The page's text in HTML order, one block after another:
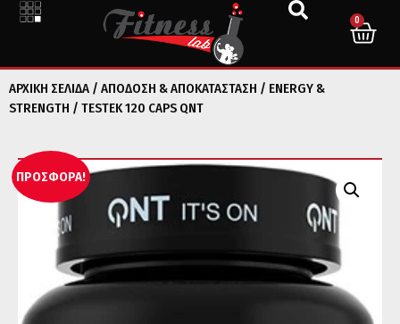
0
ΑΡΧΙΚΉ ΣΕΛΊΔΑ / ΑΠΟΔΟΣΗ & ΑΠΟΚΑΤΑΣΤΑΣΗ / ENERGY &
STRENGTH / TESTEK 120 CAPS QNT
ΠΡΟΣΦΟΡΆ!